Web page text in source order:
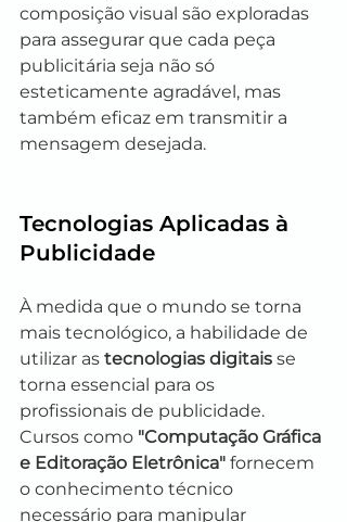
composição visual são exploradas
para assegurar que cada peça
publicitária seja não só
esteticamente agradável, mas
também eficaz em transmitir a
mensagem desejada.
Tecnologias Aplicadas à
Publicidade
À medida que o mundo se torna
mais tecnológico, a habilidade de
utilizar as tecnologias digitais se
torna essencial para os
profissionais de publicidade.
Cursos como "Computação Gráfica
e Editoração Eletrônica" fornecem
o conhecimento técnico
necessário para manipular